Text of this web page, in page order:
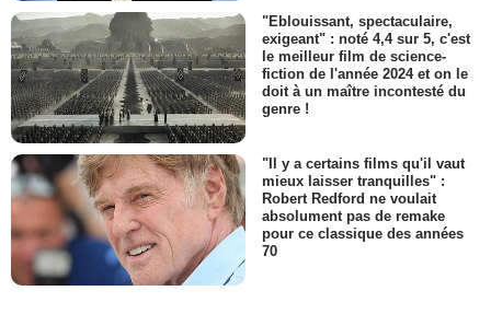
"Eblouissant, spectaculaire,
exigeant" : noté 4,4 sur 5, c'est
le meilleur film de science-
fiction de l'année 2024 et on le
doit à un maître incontesté du
genre !
"Il y a certains films qu'il vaut
mieux laisser tranquilles" :
Robert Redford ne voulait
absolument pas de remake
pour ce classique des années
70